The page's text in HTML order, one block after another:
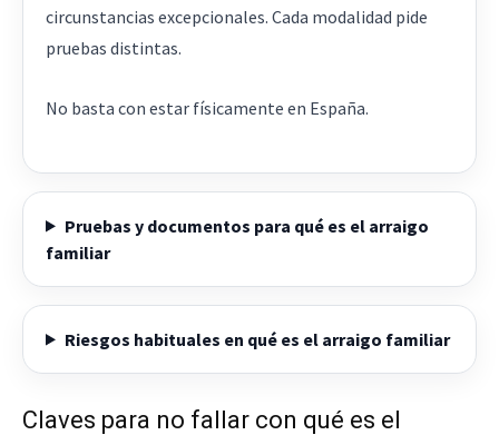
circunstancias excepcionales. Cada modalidad pide
pruebas distintas.
No basta con estar físicamente en España.
Pruebas y documentos para qué es el arraigo
familiar
Riesgos habituales en qué es el arraigo familiar
Claves para no fallar con qué es el